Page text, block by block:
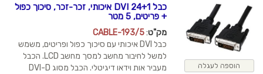
כבל DVI 24+1 איכותי, זכר-זכר, סיכוך כפול
+ פריטים, 5 מטר
מק"ט
CABLE-193/5
כבל DVI איכותי עם סיכוך כפול ופריטים, משמש
למשל לחיבור מחשב למסך מחשב LCD. הכבל
מעביר אות וידאו דיגיטלי. הכבל מסוג DVI-D